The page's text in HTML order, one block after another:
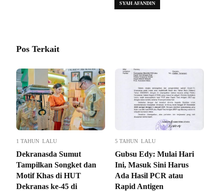
SYAH AFANDIN
Pos Terkait
1 TAHUN LALU
Dekranasda Sumut
Tampilkan Songket dan
Motif Khas di HUT
Dekranas ke-45 di
5 TAHUN LALU
Gubsu Edy: Mulai Hari
Ini, Masuk Sini Harus
Ada Hasil PCR atau
Rapid Antigen